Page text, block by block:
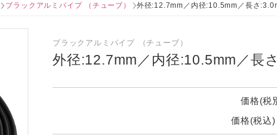
ブラックアルミパイプ （チューブ） 外径:12.7mm／内径:10.5mm／長さ
ブラックアルミパイプ （チューブ）
外径:12.7mm／内径:10.5mm／長
価格(税
価格(税込)